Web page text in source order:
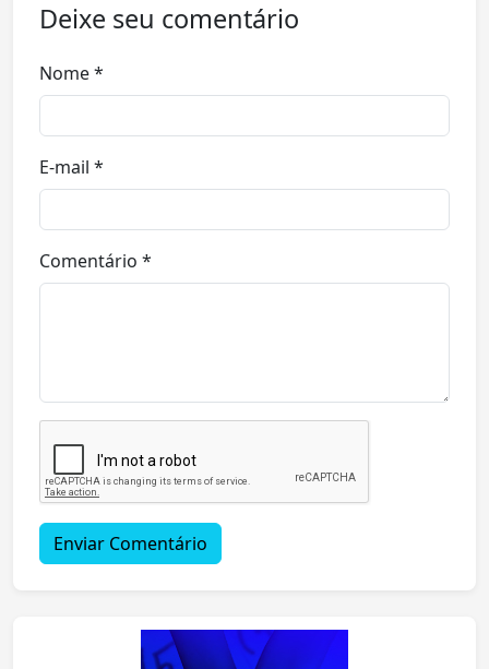
Deixe seu comentário
Nome *
E-mail *
Comentário *
Enviar Comentário